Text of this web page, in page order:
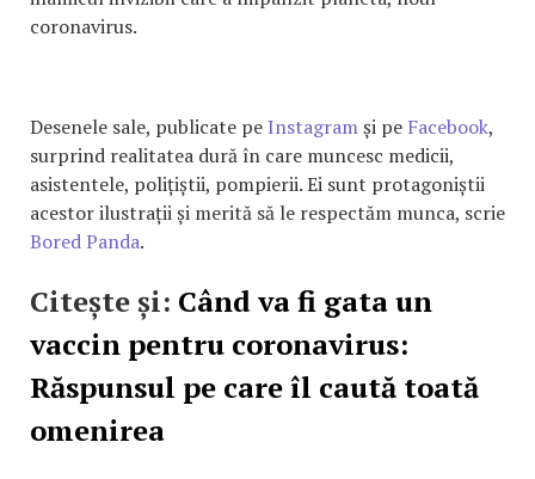
coronavirus.
Desenele sale, publicate pe Instagramși pe Facebook,
surprind realitatea dură în care muncesc medicii,
asistentele, polițiștii, pompierii. Ei sunt protagoniștii
acestor ilustrații și merită să le respectăm munca, scrie
Bored Panda.
Citește și: Când va fi gata un
vaccin pentru coronavirus:
Răspunsul pe care îl caută toată
omenirea